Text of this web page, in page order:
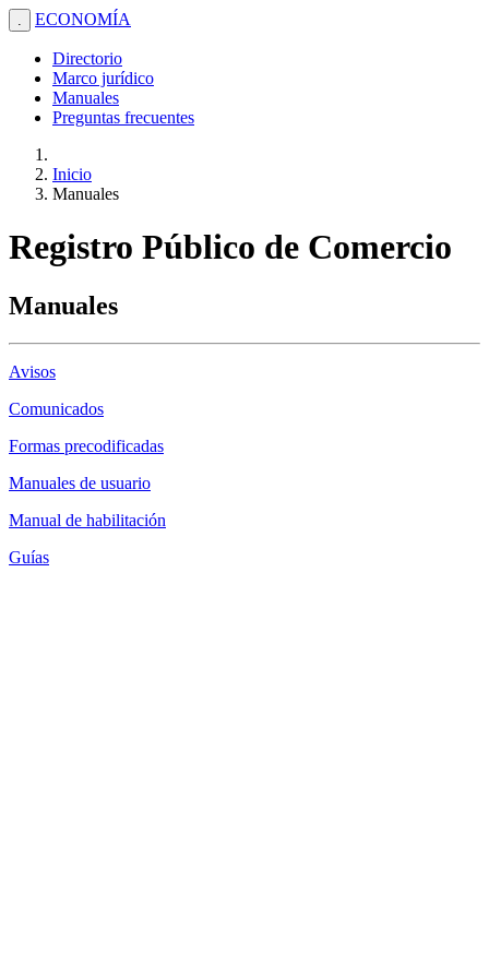
. ECONOMÍA
Directorio
Marco jurídico
Manuales
Preguntas frecuentes
Inicio
Manuales
Registro Público de Comercio
Manuales
Avisos
Comunicados
Formas precodificadas
Manuales de usuario
Manual de habilitación
Guías